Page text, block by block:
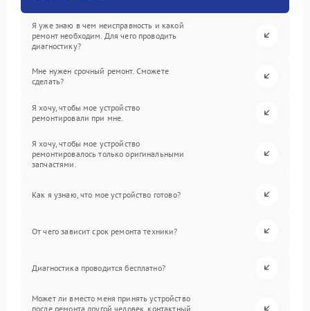
Я уже знаю в чем неисправность и какой
ремонт необходим. Для чего проводить
диагностику?
Мне нужен срочный ремонт. Сможете
сделать?
Я хочу, чтобы мое устройство
ремонтировали при мне.
Я хочу, чтобы мое устройство
ремонтировалось только оригинальными
запчастями.
Как я узнаю, что мое устройство готово?
От чего зависит срок ремонта техники?
Диагностика проводится бесплатно?
Может ли вместо меня принять устройство
после ремонта другой человек, контактный